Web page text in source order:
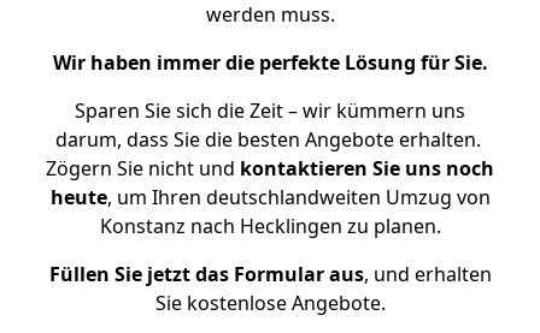
werden muss.
Wir haben immer die perfekte Lösung für Sie.
Sparen Sie sich die Zeit – wir kümmern uns
darum, dass Sie die besten Angebote erhalten.
Zögern Sie nicht und kontaktieren Sie uns noch
heute, um Ihren deutschlandweiten Umzug von
Konstanz nach Hecklingen zu planen.
Füllen Sie jetzt das Formular aus, und erhalten
Sie kostenlose Angebote.